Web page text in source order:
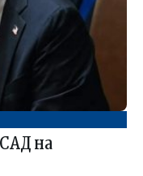
на